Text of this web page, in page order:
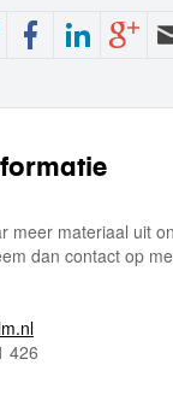
meer materiaal uit
dan contact op
426